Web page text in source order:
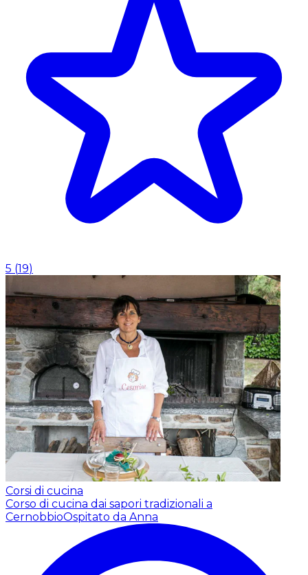
5 (19)
Corsi di cucina
Corso di cucina dai sapori tradizionali a
CernobbioOspitato da Anna